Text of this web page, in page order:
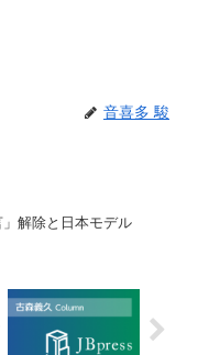
音喜多 駿
」解除と日本モデル